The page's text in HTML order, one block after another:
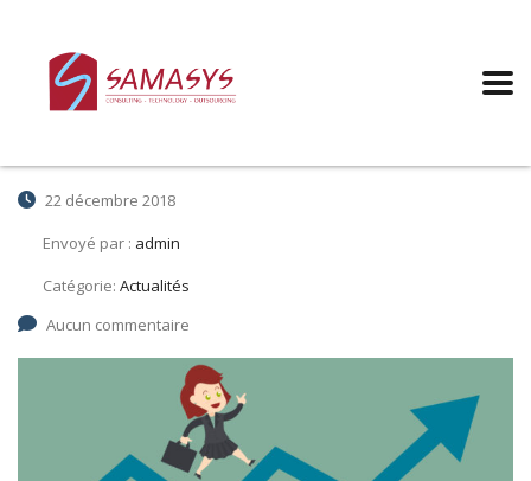
Augmentation salariale 2018-2019 –
Constructeur et consessionnaire
automobile
22 décembre 2018
Envoyé par : admin
Catégorie: Actualités
Aucun commentaire